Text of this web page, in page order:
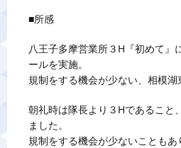
■所感
八王子多摩営業所３H『初めて』
ールを実施。
規制をする機会が少ない、相模湖
朝礼時は隊長より３Hであること
ました。
規制をする機会が少ないことも